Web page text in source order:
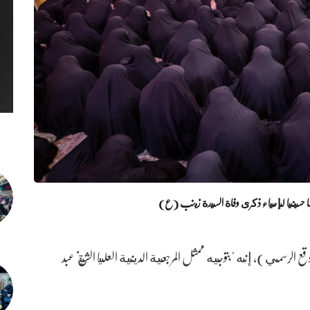
حسينيا لإحياء ذكرى وفاة السيدة زينب (ع)
إنه "بتوجيه ممثل المرجعية الدينية العليا الشيخ عبد